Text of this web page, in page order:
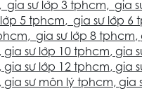
, gia sư lớp 3 tphcm, gia
5 tphcm, gia sư lớp 6
, gia sư lớp 8 tphcm,
, gia sư lớp 10 tphcm, gia
, gia sư lớp 12 tphcm, gia
, gia sư môn lý tphcm, gia